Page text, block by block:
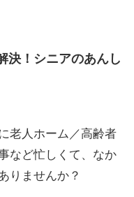
決！シニアのあんし
老人ホーム／高齢者
など忙しくて、なか
りませんか？